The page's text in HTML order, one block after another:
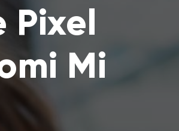
Pixel
Mi